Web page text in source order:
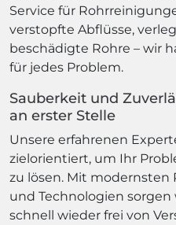
Service für
verstopfte Abflüsse,
beschädigte Rohre – wir
für jedes Problem.
Sauberkeit und
an erster Stelle
Unsere erfahrenen
zielorientiert, um Ihr
zu lösen. Mit
und Technologien sorgen
schnell wieder frei von